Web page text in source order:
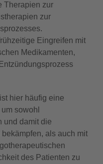
Therapien zur
zur
Eingreifen mit
Medikamenten,
hier häufig eine
sowohl
und damit die
als auch mit
des Patienten zu